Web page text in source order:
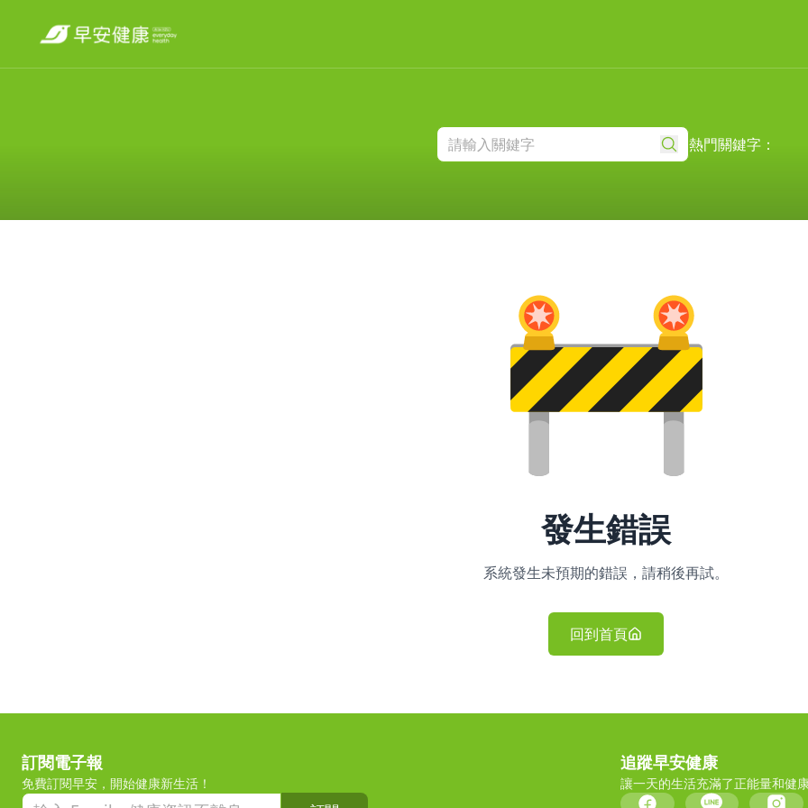
熱門關鍵字：
發生錯誤
系統發生未預期的錯誤，請稍後再試。
回到首頁
訂閱電子報
免費訂閱早安，開始健康新生活！
追蹤早安健康
讓一天的生活充滿了正能量和健